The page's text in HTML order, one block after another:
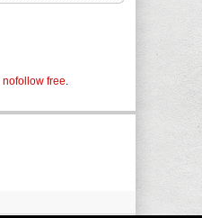
nofollow free.